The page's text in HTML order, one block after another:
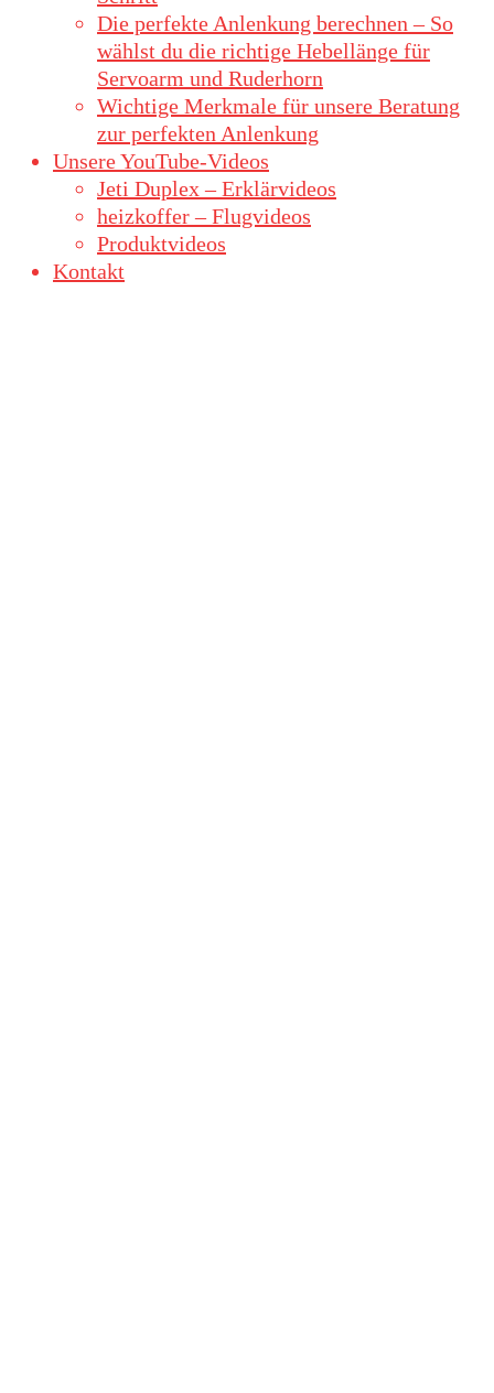
Die perfekte Anlenkung berechnen – So
wählst du die richtige Hebellänge für
Servoarm und Ruderhorn
Wichtige Merkmale für unsere Beratung
zur perfekten Anlenkung
Unsere YouTube-Videos
Jeti Duplex – Erklärvideos
heizkoffer – Flugvideos
Produktvideos
Kontakt